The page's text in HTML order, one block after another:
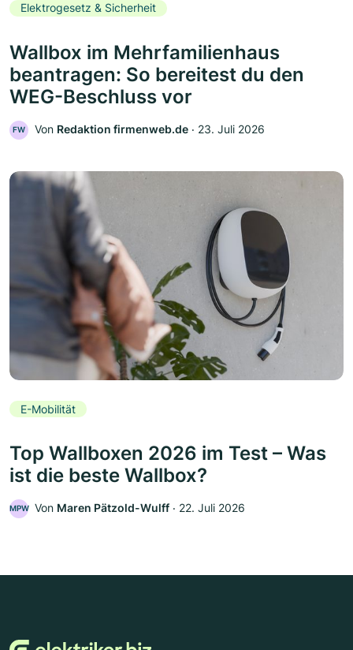
Elektrogesetz & Sicherheit
Wallbox im Mehrfamilienhaus
beantragen: So bereitest du den
WEG-Beschluss vor
FW Von Redaktion firmenweb.de ‧ 23. Juli 2026
E-Mobilität
Top Wallboxen 2026 im Test – Was
ist die beste Wallbox?
MPW Von Maren Pätzold-Wulff ‧ 22. Juli 2026